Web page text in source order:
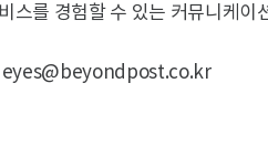
스를 경험할 수 있는 커뮤니케
eyes@beyondpost.co.kr